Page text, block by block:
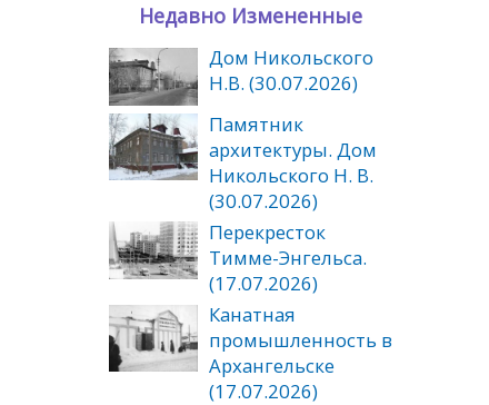
Недавно Измененные
Дом Никольского
Н.В. (30.07.2026)
Памятник
архитектуры. Дом
Никольского Н. В.
(30.07.2026)
Перекресток
Тимме-Энгельса.
(17.07.2026)
Канатная
промышленность в
Архангельске
(17.07.2026)